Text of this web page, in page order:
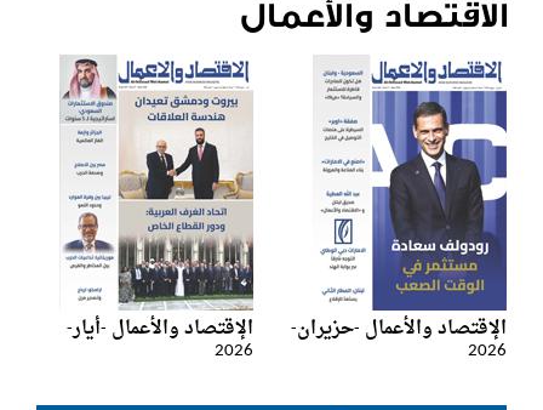
الاقتصاد والأعمال
الإقتصاد والأعمال -حزيران-
2026
الإقتصاد والأعمال -أيار-
2026